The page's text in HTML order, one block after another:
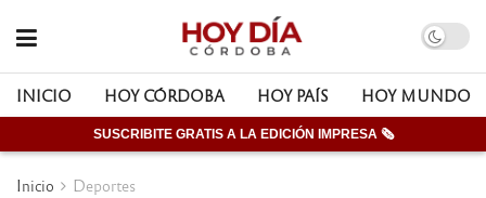
INICIO HOY CÓRDOBA HOY PAÍS HOY MUNDO
SUSCRIBITE GRATIS A LA EDICIÓN IMPRESA 🗞
Inicio Deportes